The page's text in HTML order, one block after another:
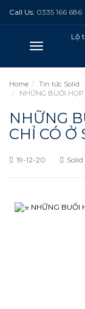
Call Us: 0335 166 686
Lộ
Toggle
Home
Tin tức Solid
NHỮNG BUỔI HỌP
NHỮNG
CHỈ CÓ Ở
19-12-20
NHỮNG BUỔI